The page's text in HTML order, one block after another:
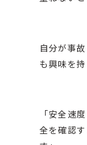
自分が事
も興味を
「安全速
全を確認